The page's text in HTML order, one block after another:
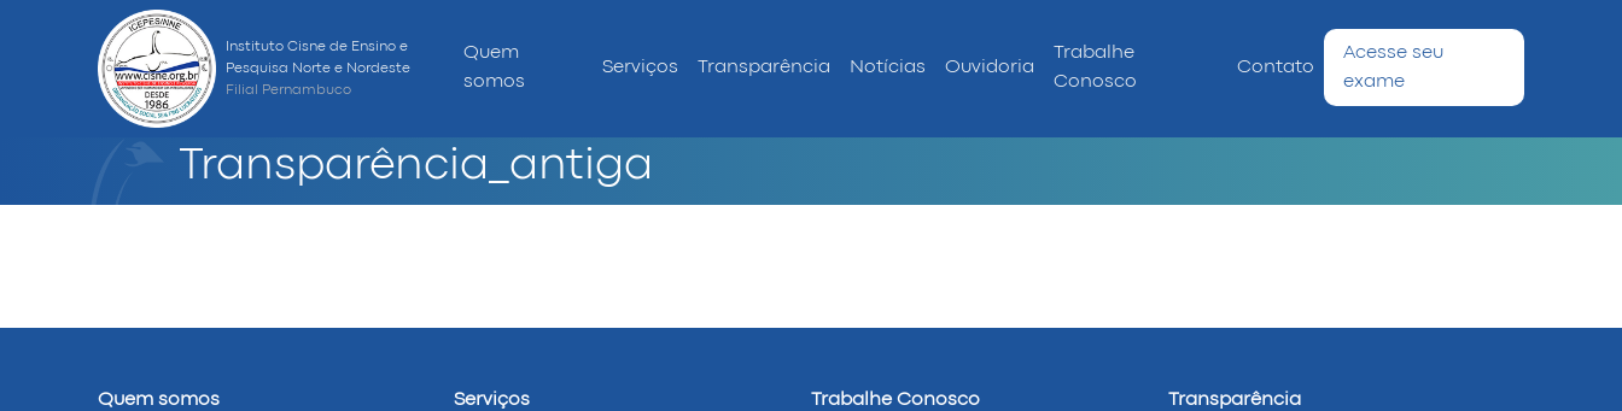
Instituto Cisne de Ensino e
Pesquisa Norte e Nordeste
Filial Pernambuco
Quem
somos
Serviços Transparência Notícias Ouvidoria
Trabalhe
Conosco
Contato
Acesse seu
exame
Transparência_antiga
Quem somos Serviços Trabalhe Conosco Transparência